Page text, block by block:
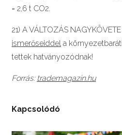
= 2,6 t CO2.
21) A VÁLTOZÁS
ismerőseiddel a
tettek hatványozódnak!
Forrás: trademagazin.hu
Kapcsolódó